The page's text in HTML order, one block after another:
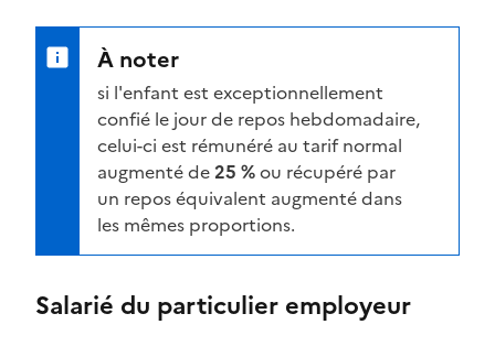
À noter
si l'enfant est exceptionnellement
confié le jour de repos hebdomadaire,
celui-ci est rémunéré au tarif normal
augmenté de25 %ou récupéré par
un repos équivalent augmenté dans
les mêmes proportions.
Salarié du particulier employeur